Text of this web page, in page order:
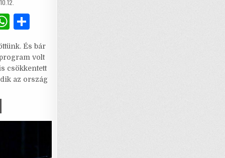
W
at
s
A
p
ar
e
És bár
volt
csökkentett
az ország